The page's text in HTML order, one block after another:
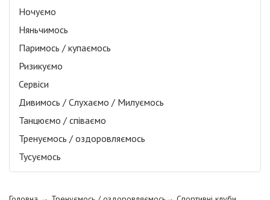
Ночуємо
Няньчимось
Паримось / купаємось
Ризикуємо
Сервіси
Дивимось / Слухаємо / Милуємось
Танцюємо / співаємо
Тренуємось / оздоровляємось
Тусуємось